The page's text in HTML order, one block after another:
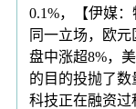
0.1%，【伊媒
同一立场，欧
盘中涨超8%，
的目的投抛了
科技正在融资